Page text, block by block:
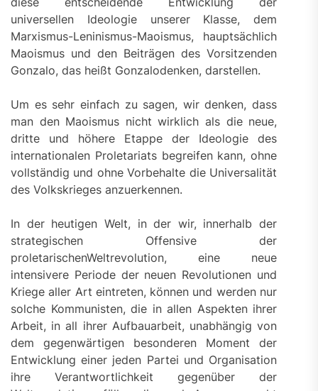
universellen Ideologie unserer Klasse, dem
Marxismus-Leninismus-Maoismus, hauptsächlich
Maoismus und den Beiträgen des Vorsitzenden
Gonzalo, das heißt Gonzalodenken, darstellen.
Um es sehr einfach zu sagen, wir denken, dass
man den Maoismus nicht wirklich als die neue,
dritte und höhere Etappe der Ideologie des
internationalen Proletariats begreifen kann, ohne
vollständig und ohne Vorbehalte die Universalität
des Volkskrieges anzuerkennen.
In der heutigen Welt, in der wir, innerhalb der
strategischen Offensive der
proletarischenWeltrevolution, eine neue
intensivere Periode der neuen Revolutionen und
Kriege aller Art eintreten, können und werden nur
solche Kommunisten, die in allen Aspekten ihrer
Arbeit, in all ihrer Aufbauarbeit, unabhängig von
dem gegenwärtigen besonderen Moment der
Entwicklung einer jeden Partei und Organisation
ihre Verantwortlichkeit gegenüber der